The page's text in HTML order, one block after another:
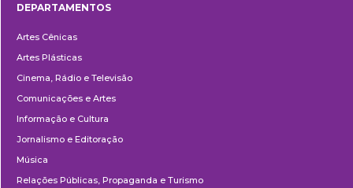
DEPARTAMENTOS
Artes Cênicas
Artes Plásticas
Cinema, Rádio e Televisão
Comunicações e Artes
Informação e Cultura
Jornalismo e Editoração
Música
Relações Públicas, Propaganda e Turismo